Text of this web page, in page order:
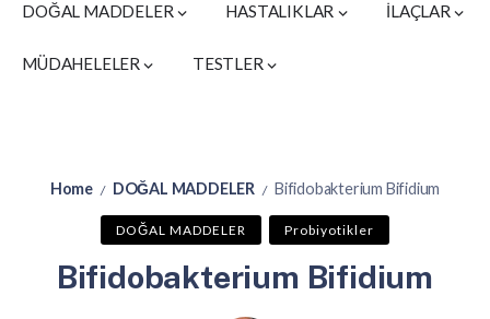
DOĞAL MADDELER HASTALIKLAR İLAÇLAR
MÜDAHELELER TESTLER
Home / DOĞAL MADDELER / Bifidobakterium Bifidium
DOĞAL MADDELER Probiyotikler
Bifidobakterium Bifidium